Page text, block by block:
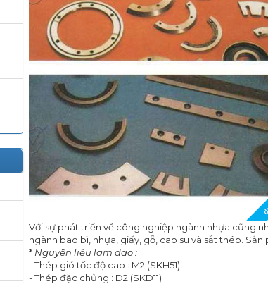
Với sự phát triển về công nghiệp ngành nhựa cũng
ngành bao bì, nhựa, giấy, gỗ, cao su và sắt thép.
* Nguyên liệu lam dao :
- Thép gió tốc độ cao : M2 (SKH51)
- Thép đặc chủng : D2 (SKD11)